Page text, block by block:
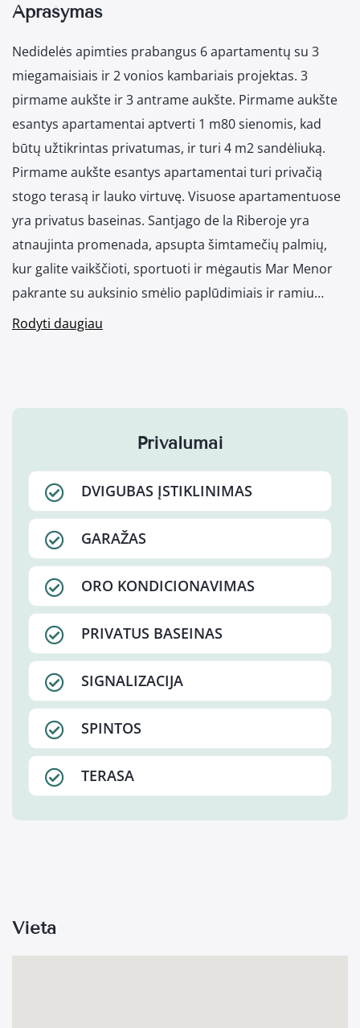
Aprašymas
Nedidelės apimties prabangus 6 apartamentų su 3
miegamaisiais ir 2 vonios kambariais projektas. 3
pirmame aukšte ir 3 antrame aukšte. Pirmame aukšte
esantys apartamentai aptverti 1 m80 sienomis, kad
būtų užtikrintas privatumas, ir turi 4 m2 sandėliuką.
Pirmame aukšte esantys apartamentai turi privačią
stogo terasą ir lauko virtuvę. Visuose apartamentuose
yra privatus baseinas. Santjago de la Riberoje yra
atnaujinta promenada, apsupta šimtamečių palmių,
kur galite vaikščioti, sportuoti ir mėgautis Mar Menor
pakrante su auksinio smėlio paplūdimiais ir ramiu…
Rodyti daugiau
Privalumai
DVIGUBAS ĮSTIKLINIMAS
GARAŽAS
ORO KONDICIONAVIMAS
PRIVATUS BASEINAS
SIGNALIZACIJA
SPINTOS
TERASA
Vieta